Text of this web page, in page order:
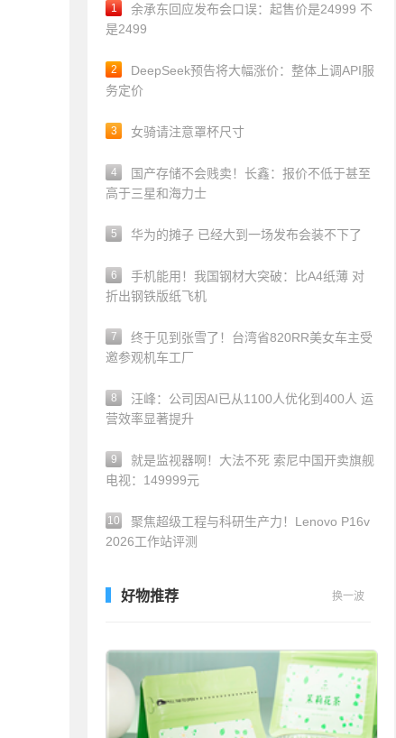
1
余承东回应发布会口误：起售价是24999 不
是2499
2
DeepSeek预告将大幅涨价：整体上调API服
务定价
3 女骑请注意罩杯尺寸
4
国产存储不会贱卖！长鑫：报价不低于甚至
高于三星和海力士
5 华为的摊子 已经大到一场发布会装不下了
6
手机能用！我国钢材大突破：比A4纸薄 对
折出钢铁版纸飞机
7
终于见到张雪了！台湾省820RR美女车主受
邀参观机车工厂
8
汪峰：公司因AI已从1100人优化到400人 运
营效率显著提升
9
就是监视器啊！大法不死 索尼中国开卖旗舰
电视：149999元
10
聚焦超级工程与科研生产力！Lenovo P16v
2026工作站评测
好物推荐 换一波